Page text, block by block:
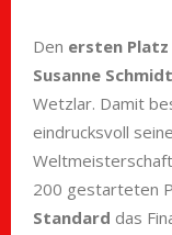
Den ersten Platz
Susanne Schmidt
Wetzlar. Damit
eindrucksvoll
200 gestarteten
Standard das